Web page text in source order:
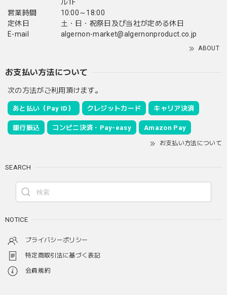
ル1F
営業時間
10:00～18:00
定休日
土・日・祝祭日及び当社が定める休日
E-mail
algernon-market@algernonproduct.co.jp
ABOUT
お支払い方法について
次の方法がご利用頂けます。
あと払い（Pay ID） クレジットカード キャリア決済
銀行振込 コンビニ決済・Pay-easy Amazon Pay
お支払い方法について
SEARCH
NOTICE
プライバシーポリシー
特定商取引法に基づく表記
会員規約